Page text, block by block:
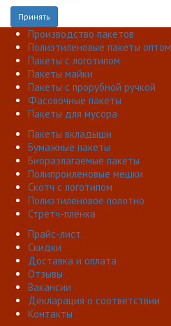
Принять
Производство пакетов
Полиэтиленовые пакеты оптом
Пакеты с логотипом
Пакеты майки
Пакеты с прорубной ручкой
Фасовочные пакеты
Пакеты для мусора
Пакеты вкладыши
Бумажные пакеты
Биоразлагаемые пакеты
Полипроиленовые мешки
Скотч с логотипом
Полиэтиленовое полотно
Стретч-плёнка
Прайс-лист
Скидки
Доставка и оплата
Отзывы
Вакансии
Декларация о соответствии
Контакты